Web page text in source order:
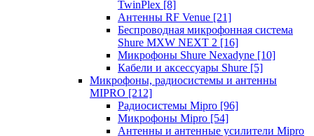
TwinPlex [8]
Антенны RF Venue [21]
Беспроводная микрофонная система
Shure MXW NEXT 2 [16]
Микрофоны Shure Nexadyne [10]
Кабели и аксессуары Shure [5]
Микрофоны, радиосистемы и антенны
MIPRO [212]
Радиосистемы Mipro [96]
Микрофоны Mipro [54]
Антенны и антенные усилители Mipro